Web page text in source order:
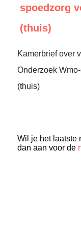
spoedzorg
(thuis)
Kamerbrief over
Onderzoek
(thuis)
Wil je het laatste
dan aan voor de